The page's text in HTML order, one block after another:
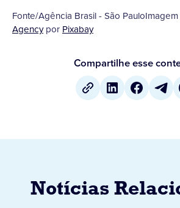
Fonte/Agência Brasil - São
Agencypor Pixabay
Compartilhe esse
Notícias